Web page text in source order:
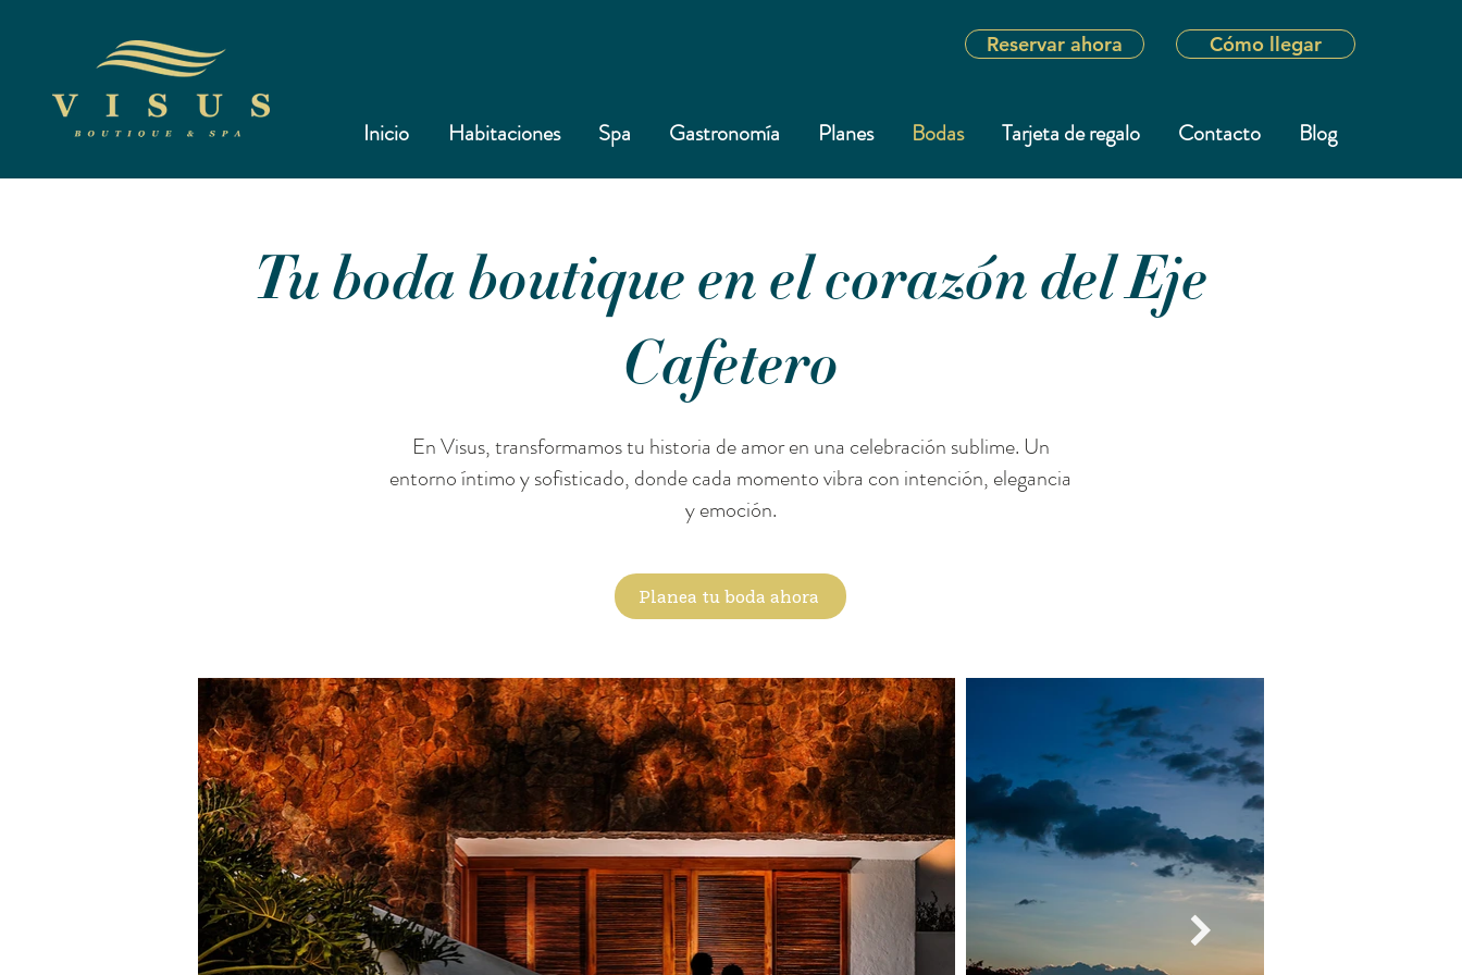
Reservar ahora Cómo llegar
Inicio Habitaciones Spa Gastronomía Planes Bodas Tarjeta de regalo Contacto Blog
​Tu boda boutique en el corazón del Eje
Cafetero
En Visus, transformamos tu historia de amor en una celebración sublime. Un
entorno íntimo y sofisticado, donde cada momento vibra con intención, elegancia
y emoción.
Planea tu boda ahora